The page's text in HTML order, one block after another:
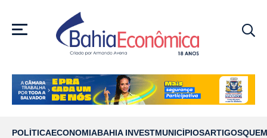
MENU
POLÍTICAECONOMIABAHIA INVESTMUNICÍPIOSARTIGOS